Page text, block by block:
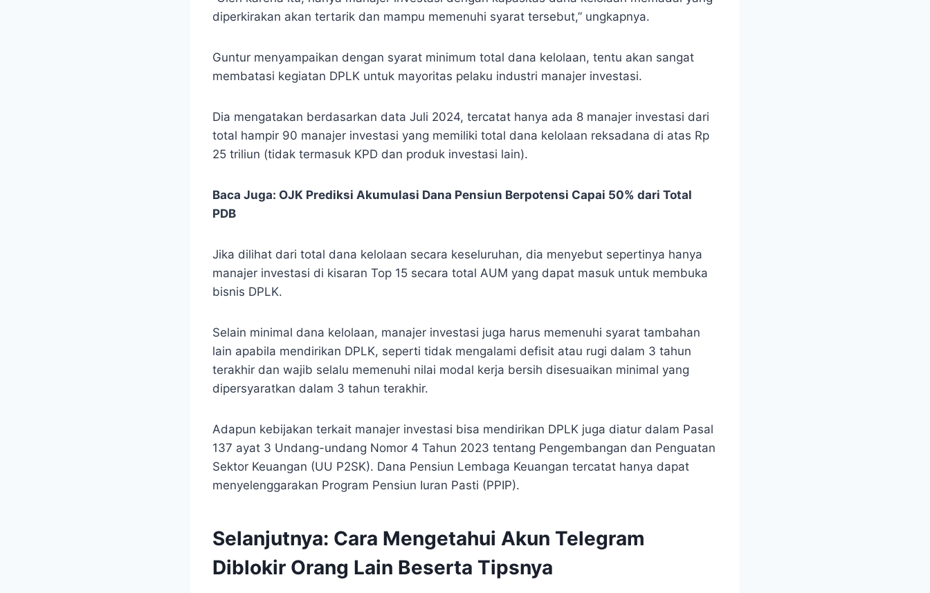
diperkirakan akan tertarik dan mampu memenuhi syarat tersebut,” ungkapnya.
Guntur menyampaikan dengan syarat minimum total dana kelolaan, tentu akan sangat
membatasi kegiatan DPLK untuk mayoritas pelaku industri manajer investasi.
Dia mengatakan berdasarkan data Juli 2024, tercatat hanya ada 8 manajer investasi dari
total hampir 90 manajer investasi yang memiliki total dana kelolaan reksadana di atas Rp
25 triliun (tidak termasuk KPD dan produk investasi lain).
Baca Juga: OJK Prediksi Akumulasi Dana Pensiun Berpotensi Capai 50% dari Total
PDB
Jika dilihat dari total dana kelolaan secara keseluruhan, dia menyebut sepertinya hanya
manajer investasi di kisaran Top 15 secara total AUM yang dapat masuk untuk membuka
bisnis DPLK.
Selain minimal dana kelolaan, manajer investasi juga harus memenuhi syarat tambahan
lain apabila mendirikan DPLK, seperti tidak mengalami defisit atau rugi dalam 3 tahun
terakhir dan wajib selalu memenuhi nilai modal kerja bersih disesuaikan minimal yang
dipersyaratkan dalam 3 tahun terakhir.
Adapun kebijakan terkait manajer investasi bisa mendirikan DPLK juga diatur dalam Pasal
137 ayat 3 Undang-undang Nomor 4 Tahun 2023 tentang Pengembangan dan Penguatan
Sektor Keuangan (UU P2SK). Dana Pensiun Lembaga Keuangan tercatat hanya dapat
menyelenggarakan Program Pensiun Iuran Pasti (PPIP).
Selanjutnya: Cara Mengetahui Akun Telegram
Diblokir Orang Lain Beserta Tipsnya